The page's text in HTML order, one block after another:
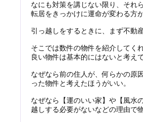
なにも対策を講じない限り、それ
転居をきっかけに運命が変わる方
引っ越しをするときに、まず不動
そこでは数件の物件を紹介してく
良い物件は基本的にはないと考え
なぜなら前の住人が、何らかの原
った物件と考えたほうがいい。
なぜなら【運のいい家】や【風水
越しする必要がないなどの理由で